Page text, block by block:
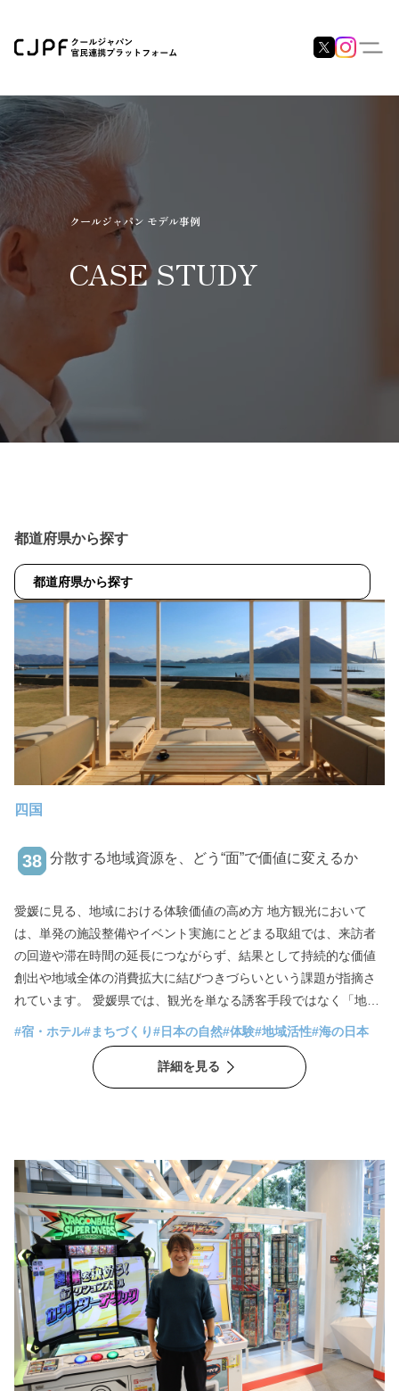
クールジャパン モデル事例
CASE STUDY
都道府県から探す
四国
38 分散する地域資源を、どう“面”で価値に変えるか
愛媛に見る、地域における体験価値の高め方 地方観光において
は、単発の施設整備やイベント実施にとどまる取組では、来訪者
の回遊や滞在時間の延長につながらず、結果として持続的な価値
創出や地域全体の消費拡大に結びつきづらいという課題が指摘さ
れています。 愛媛県では、観光を単なる誘客手段ではなく「地域
全体の価値を再設計する手段」として捉え、エリア単位での回遊
性や滞在価値の向上を意識した先進的な取り組みが複数生まれて
います。 本稿では、大洲市、道後温泉、しまなみ海道、大三島の
4事例から複数の資源やエリアを有機的に結びつけ、地域全体とし
#宿・ホテル#まちづくり#日本の自然#体験#地域活性#海の日本
詳細を見る